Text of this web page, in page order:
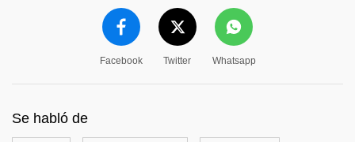
Facebook Twitter Whatsapp
Se habló de